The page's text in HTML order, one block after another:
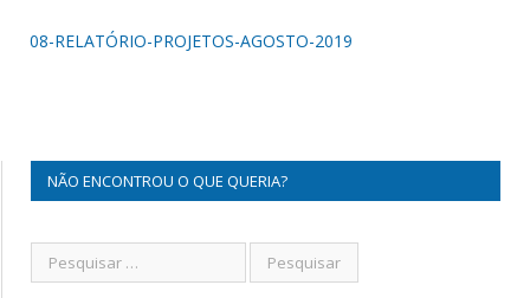
08-RELATÓRIO-PROJETOS-AGOSTO-2019
NÃO ENCONTROU O QUE QUERIA?